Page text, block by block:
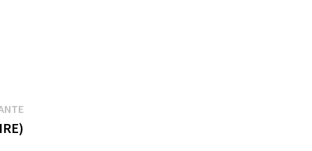
Publication
suivante :